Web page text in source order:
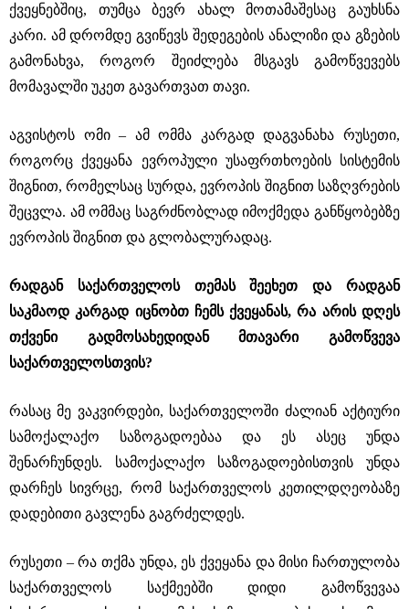
ქვეყნებშიც, თუმცა ბევრ ახალ მოთამაშესაც გაუხსნა
კარი. ამ დრომდე გვიწევს შედეგების ანალიზი და გზების
გამონახვა, როგორ შეიძლება მსგავს გამოწვევებს
მომავალში უკეთ გავართვათ თავი.
აგვისტოს ომი ‒ ამ ომმა კარგად დაგვანახა რუსეთი,
როგორც ქვეყანა ევროპული უსაფრთხოების სისტემის
შიგნით, რომელსაც სურდა, ევროპის შიგნით საზღვრების
შეცვლა. ამ ომმაც საგრძნობლად იმოქმედა განწყობებზე
ევროპის შიგნით და გლობალურადაც.
რადგან საქართველოს თემას შეეხეთ და რადგან
საკმაოდ კარგად იცნობთ ჩემს ქვეყანას, რა არის დღეს
თქვენი გადმოსახედიდან მთავარი გამოწვევა
საქართველოსთვის?
რასაც მე ვაკვირდები, საქართველოში ძალიან აქტიური
სამოქალაქო საზოგადოებაა და ეს ასეც უნდა
შენარჩუნდეს. სამოქალაქო საზოგადოებისთვის უნდა
დარჩეს სივრცე, რომ საქართველოს კეთილდღეობაზე
დადებითი გავლენა გაგრძელდეს.
რუსეთი ‒ რა თქმა უნდა, ეს ქვეყანა და მისი ჩართულობა
საქართველოს საქმეებში დიდი გამოწვევაა